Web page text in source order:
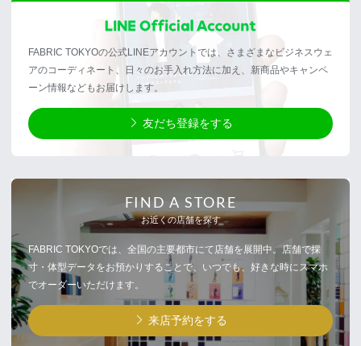
FABRIC TOKYOの公式LINEアカウントでは、さまざまなビジネスウェ
アのコーディネート、日々のお手入れ方法に加え、新商品やキャンペ
ーン情報などもお届けします。
友だち登録をする
FIND A STORE
お近くの店舗を探す
FABRIC TOKYOでは、全国の主要都市にて店舗を展開中。店舗で採
寸・体型データをお預かりすることで、いつでも、好きな時にスマホ
でオーダーいただけます。
来店予約をする